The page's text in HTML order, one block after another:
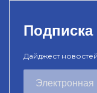
Подписка
Дайджест